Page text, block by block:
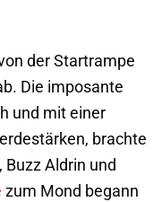
der Startrampe
Die imposante
und mit einer
brachte
Aldrin und
zum Mond begann